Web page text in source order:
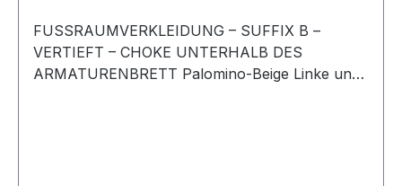
FUSSRAUMVERKLEIDUNG – SUFFIX B –
VERTIEFT – CHOKE UNTERHALB DES
ARMATURENBRETT Palomino-Beige Linke und